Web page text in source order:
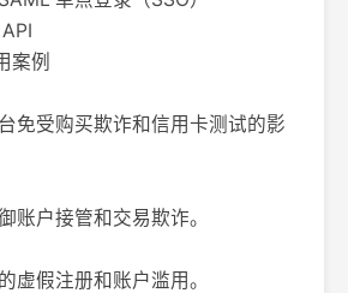
案例
免受购买欺诈和信用卡测试的影
账户接管和交易欺诈。
虚假注册和账户滥用。